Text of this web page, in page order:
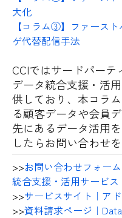
大化
【コラム③】ファース
ゲ代替配信手法
CCIではサードパー
データ統合支援・活
供しており、本コラ
る顧客データや会員
先にあるデータ活用
したらお問い合わせ
>>お問い合わせフォー
統合支援・活用サービス
>>サービスサイト｜ア
>>資料請求ページ｜